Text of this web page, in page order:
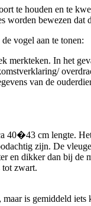
te houden en te
worden bewezen
vogel aan te tonen:
merkteken. In het
van de
40�43 cm lengte.
zijn. De
en dikker dan bij de
zwart.
is gemiddeld iets